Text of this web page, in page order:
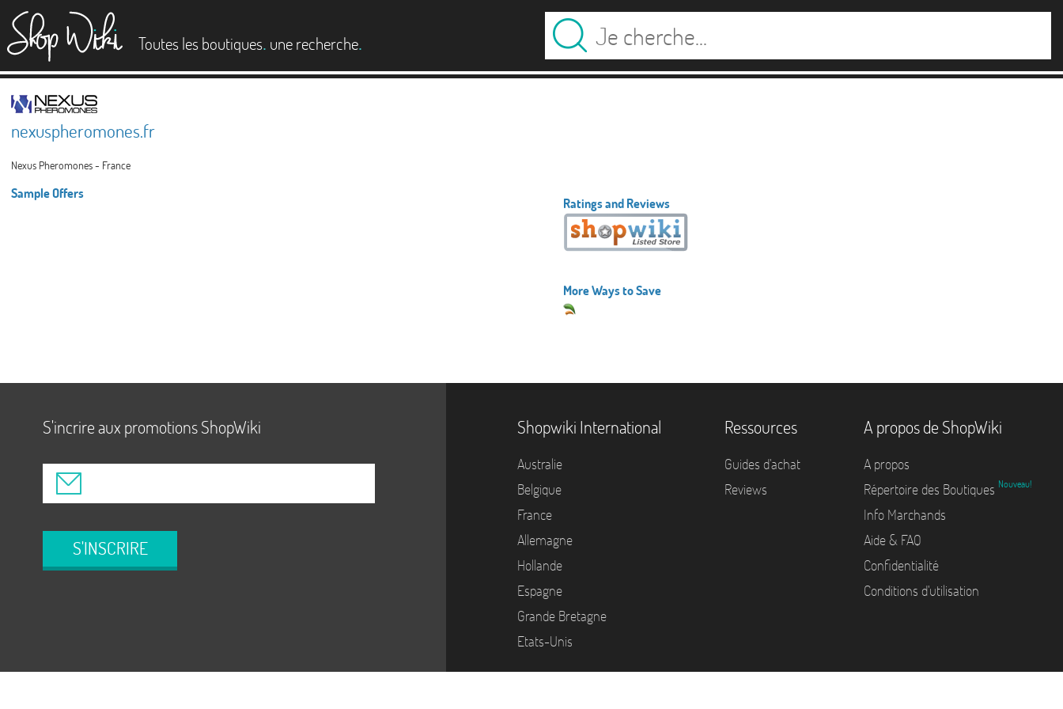
Toutes les boutiques. une recherche.
nexuspheromones.fr
Nexus Pheromones - France
Sample Offers
Ratings and Reviews
More Ways to Save
S'incrire aux promotions ShopWiki
S'INSCRIRE
Shopwiki International
Australie
Belgique
France
Allemagne
Hollande
Espagne
Grande Bretagne
Etats-Unis
Ressources
Guides d'achat
Reviews
A propos de ShopWiki
A propos
Répertoire des Boutiques Nouveau!
Info Marchands
Aide & FAQ
Confidentialité
Conditions d'utilisation